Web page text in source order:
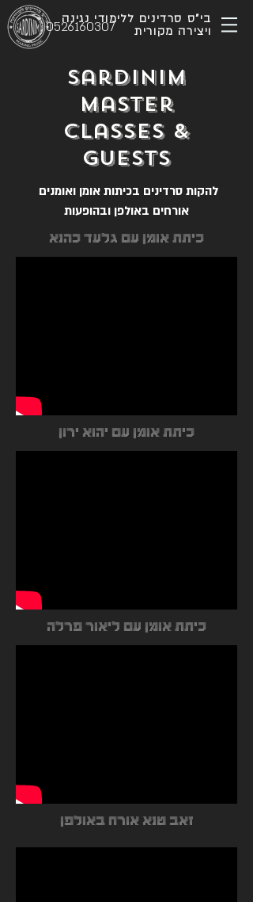
בי"ס סרדינים ללימודי נגינה
ויצירה מקורית
0526160307
Sardinim
master
classes &
guests
אורחים באולפן ובהופעות
כיתת אומן עם גלעד כהנא
כיתת אומן עם יהוא ירון
כיתת אומן עם ליאור פרלה
זאב טנא אורח באולפן